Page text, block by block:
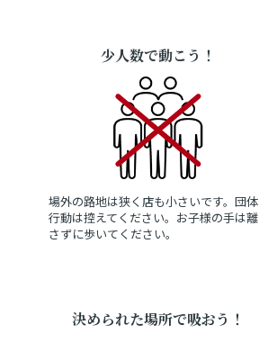
少人数で動こう！
場外の路地は狭く店も小さいです。団体
行動は控えてください。お子様の手は離
さずに歩いてください。
決められた場所で吸おう！